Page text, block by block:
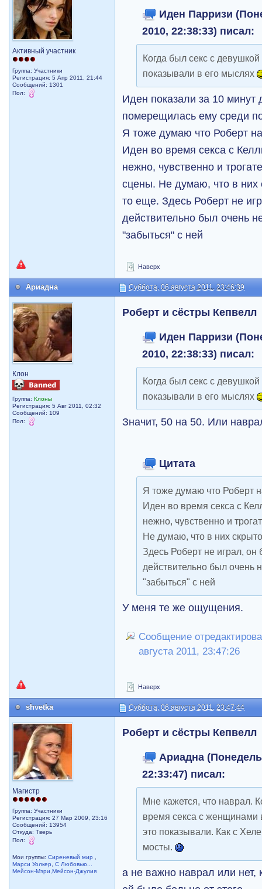
Активный участник
Группа: Участники
Регистрация: 5 Апр 2011, 21:44
Сообщений: 1301
Пол:
Иден Парризи
2010, 22:38:33) писал:
Когда был секс с
показывали в его мыслях
Иден показали за 10 минут
померещилась ему среди
Я тоже думаю что Роберт
Иден во время секса с
нежно, чувственно и
сцены. Не думаю, что в них
то еще. Здесь Роберт не
действительно был очень
"забыться" с ней
Наверх
Ариадна Суббота, 06 августа 2011, 23:46:39
Клон
Группа:Клоны
Регистрация: 5 Авг 2011, 02:32
Сообщений: 109
Пол:
Роберт и сёстры Кепвелл
Иден Парризи
2010, 22:38:33) писал:
Когда был секс с
показывали в его мыслях
Значит, 50 на 50. Или
Цитата
Я тоже думаю что Роберт
Иден во время секса с
нежно, чувственно и
Не думаю, что в них
Здесь Роберт не играл, он
действительно был очень
"забыться" с ней
У меня те же ощущения.
Сообщение
августа 2011, 23:47:26
Наверх
shvetka Суббота, 06 августа 2011, 23:47:44
Магистр
Группа: Участники
Регистрация: 27 Мар 2009, 23:16
Сообщений: 13954
Откуда: Тверь
Пол:
Мои группы:Сиреневый мир
Марси Уолкер
,С Любовью...
Мейсон-Мэри,Мейсон-Джулия
Роберт и сёстры Кепвелл
Ариадна
22:33:47) писал:
Мне кажется, что наврал.
время секса с женщинами
это показывали. Как с
мосты.
а не важно наврал или